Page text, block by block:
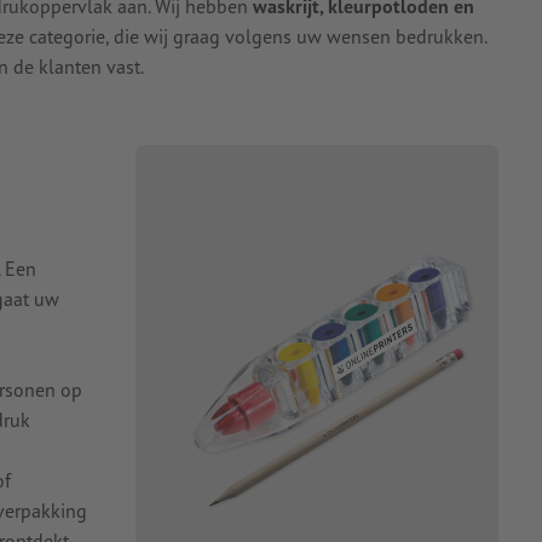
aan. Wij hebben waskrijt, kleurpotloden en
categorie, die wij graag volgens uw wensen bedrukken.
de klanten vast.
uw
op